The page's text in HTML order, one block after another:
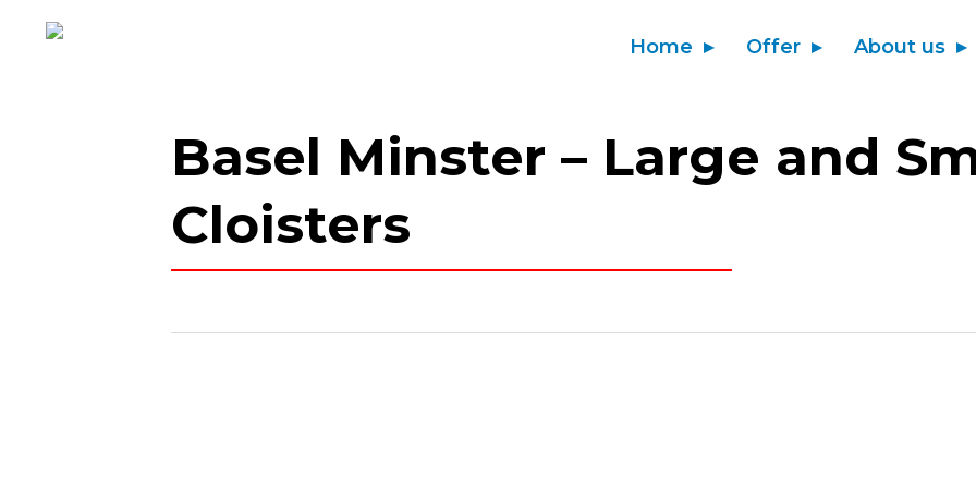
Home Offer About us
Basel Minster – Large and
Cloisters